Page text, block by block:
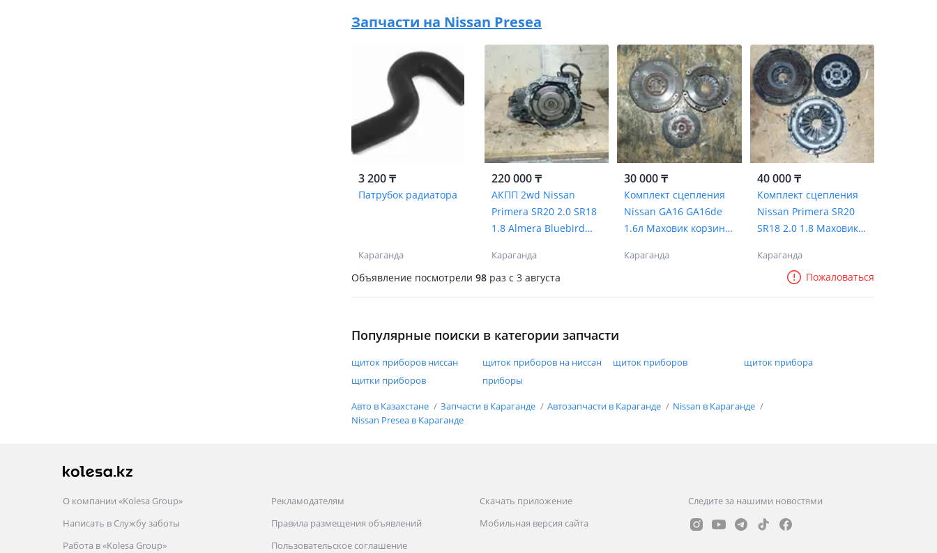
Запчасти на Nissan Presea
3 200 ₸
Патрубок радиатора
Караганда
220 000 ₸
АКПП 2wd Nissan
Primera SR20 2.0 SR18
1.8 Almera Bluebird
Караганда
30 000 ₸
Комплект сцепления
Nissan GA16 GA16de
1.6л Маховик корзина
Караганда
40 000 ₸
Комплект сцепления
Nissan Primera SR20
SR18 2.0 1.8 Маховик
Караганда
Объявление посмотрели 98 раз c 3 августа Пожаловаться
Популярные поиски в категории запчасти
щиток приборов ниссан щиток приборов на ниссан щиток приборов
щиток прибора
щитки приборов
приборы
Авто в Казахстане Запчасти в Караганде Автозапчасти в Караганде
Nissan в Караганде
Nissan Presea в Караганде
О компании «Kolesa Group»
Написать в Службу заботы
Работа в «Kolesa Group»
Рекламодателям
Правила размещения объявлений
Пользовательское соглашение
Скачать приложение
Мобильная версия сайта
Следите за нашими новостями